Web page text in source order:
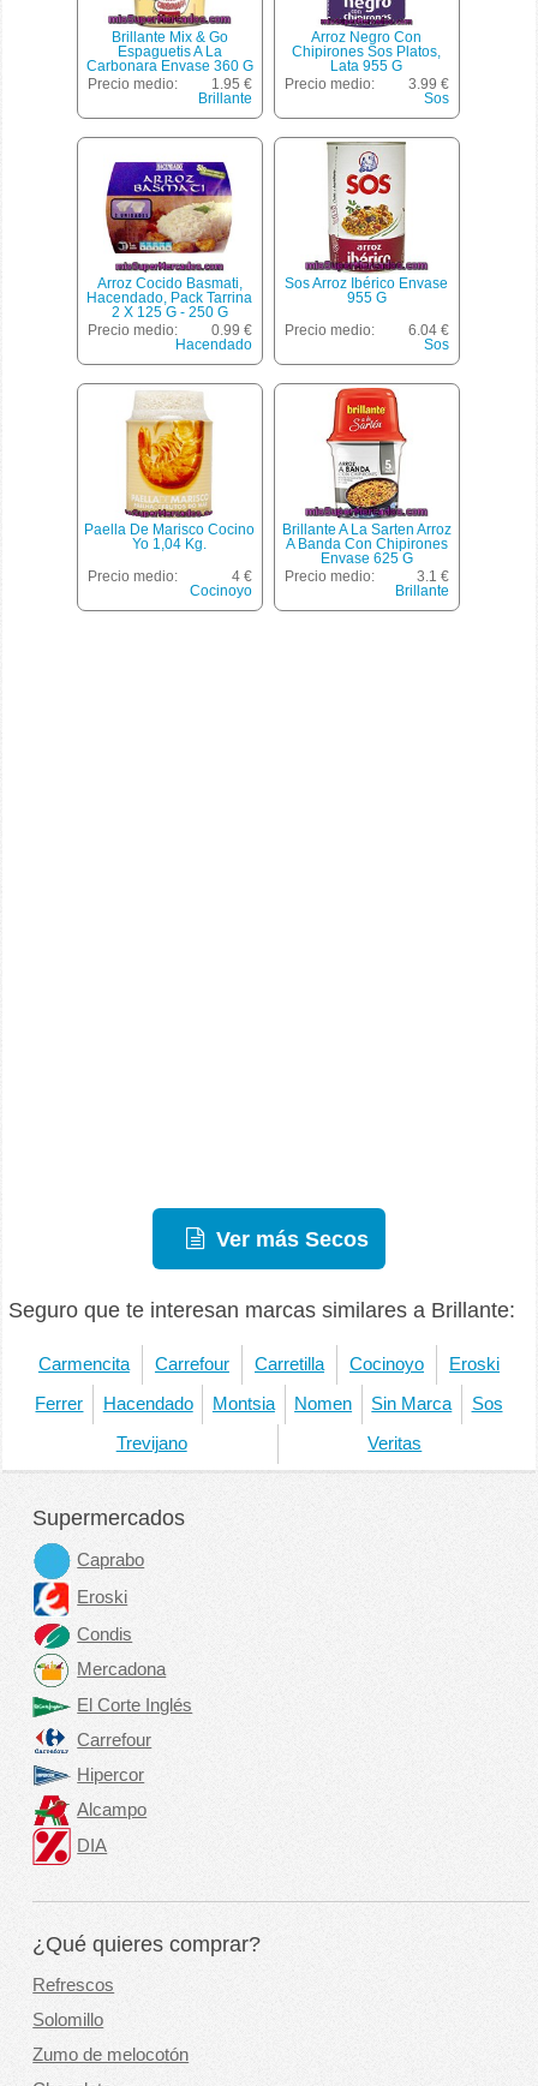
Brillante Mix & Go
Espaguetis A La
Carbonara Envase 360 G
Precio medio:
1.95 €
Brillante
Arroz Negro Con
Chipirones Sos Platos,
Lata 955 G
Precio medio:
3.99 €
Sos
Arroz Cocido Basmati,
Hacendado, Pack Tarrina
2 X 125 G - 250 G
Precio medio:
0.99 €
Hacendado
Sos Arroz Ibérico Envase
955 G
Precio medio:
6.04 €
Sos
Paella De Marisco Cocino
Yo 1,04 Kg.
Precio medio:
4 €
Cocinoyo
Brillante A La Sarten Arroz
A Banda Con Chipirones
Envase 625 G
Precio medio:
3.1 €
Brillante
Ver más Secos
Seguro que te interesan marcas similares a Brillante:
Carmencita Carrefour Carretilla Cocinoyo Eroski
Ferrer Hacendado Montsia Nomen Sin Marca Sos
Trevijano Veritas
Supermercados
Caprabo
Eroski
Condis
Mercadona
El Corte Inglés
Carrefour
Hipercor
Alcampo
DIA
¿Qué quieres comprar?
Refrescos
Solomillo
Zumo de melocotón